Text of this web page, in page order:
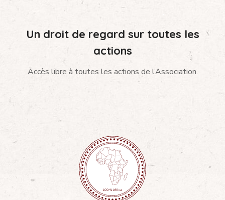
Un droit de regard sur toutes les
actions
Accès libre à toutes les actions de l’Association.